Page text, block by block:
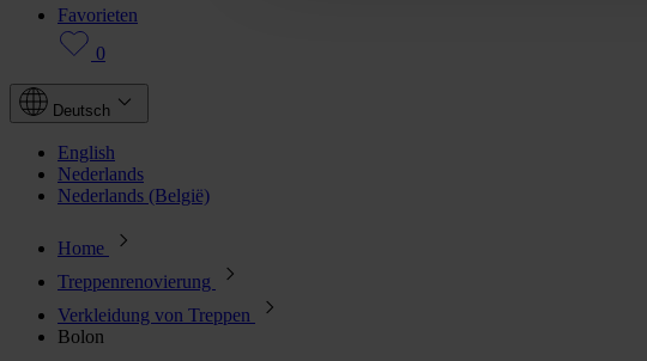
Favorieten
0
Deutsch
English
Nederlands
Nederlands (België)
Home
Treppenrenovierung
Verkleidung von Treppen
Bolon